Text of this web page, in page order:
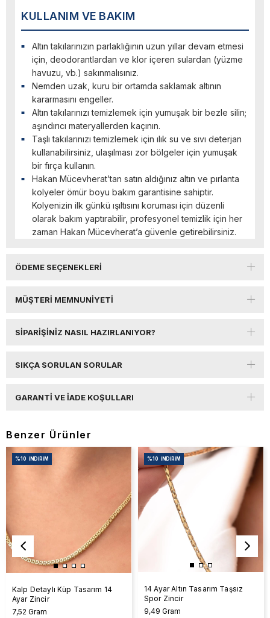
KULLANIM VE BAKIM
Altın takılarınızın parlaklığının uzun yıllar devam etmesi
için, deodorantlardan ve klor içeren sulardan (yüzme
havuzu, vb.) sakınmalısınız.
Nemden uzak, kuru bir ortamda saklamak altının
kararmasını engeller.
Altın takılarınızı temizlemek için yumuşak bir bezle silin;
aşındırıcı materyallerden kaçının.
Taşlı takılarınızı temizlemek için ılık su ve sıvı deterjan
kullanabilirsiniz, ulaşılması zor bölgeler için yumuşak
bir fırça kullanın.
Hakan Mücevherat’tan satın aldığınız altın ve pırlanta
kolyeler ömür boyu bakım garantisine sahiptir.
Kolyenizin ilk günkü ışıltısını koruması için düzenli
olarak bakım yaptırabilir, profesyonel temizlik için her
zaman Hakan Mücevherat’a güvenle getirebilirsiniz.
ÖDEME SEÇENEKLERI
MÜŞTERI MEMNUNIYETI
SIPARIŞINIZ NASIL HAZIRLANIYOR?
SIKÇA SORULAN SORULAR
GARANTI VE İADE KOŞULLARI
Benzer Ürünler
Kalp Detaylı Küp Tasarım 14
Ayar Zincir
7,52 Gram
%10 İNDIRIM
14 Ayar Altın Tasarım Taşsız
Spor Zincir
9,49 Gram
%10 İNDIRIM